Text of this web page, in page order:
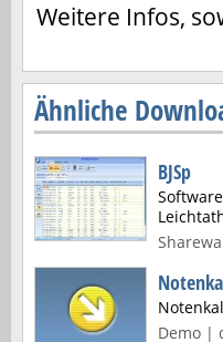
Weitere Infos,
Ähnliche
BJSp
Demo |